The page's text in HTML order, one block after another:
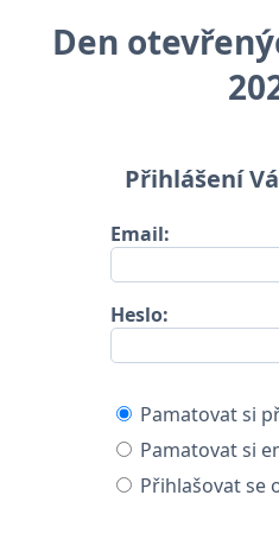
Den
Přihlášení
Email:
Heslo:
Pamatovat si
Pamatovat si
Přihlašovat se